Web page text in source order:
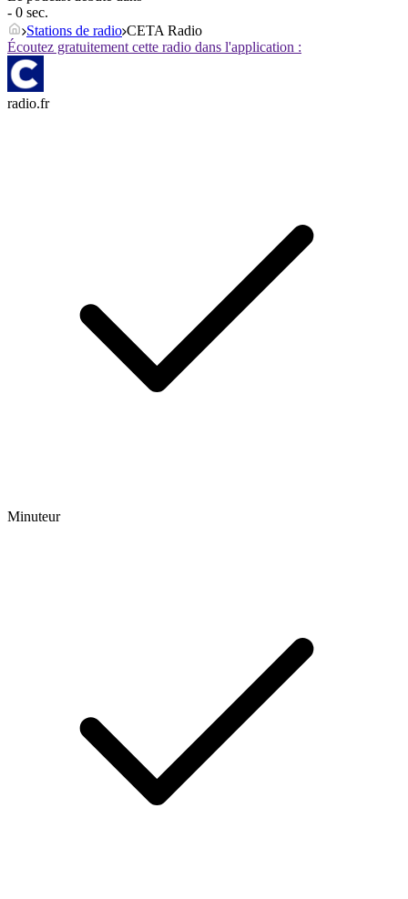
- 0 sec.
Stations de radio CETA Radio
Écoutez gratuitement cette radio dans l'application :
radio.fr
Minuteur